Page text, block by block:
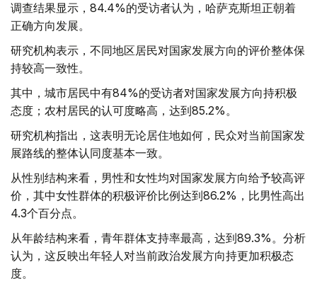
调查结果显示，84.4%的受访者认为，哈萨克斯坦正朝着
正确方向发展。
研究机构表示，不同地区居民对国家发展方向的评价整体保
持较高一致性。
其中，城市居民中有84%的受访者对国家发展方向持积极
态度；农村居民的认可度略高，达到85.2%。
研究机构指出，这表明无论居住地如何，民众对当前国家发
展路线的整体认同度基本一致。
从性别结构来看，男性和女性均对国家发展方向给予较高评
价，其中女性群体的积极评价比例达到86.2%，比男性高出
4.3个百分点。
从年龄结构来看，青年群体支持率最高，达到89.3%。分析
认为，这反映出年轻人对当前政治发展方向持更加积极态
度。